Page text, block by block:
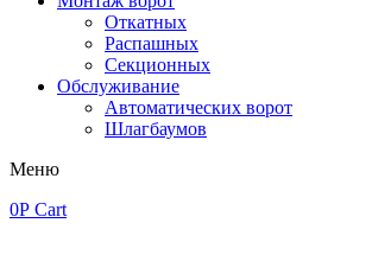
Откатных
Распашных
Секционных
Обслуживание
Автоматических ворот
Шлагбаумов
Меню
0Р Cart